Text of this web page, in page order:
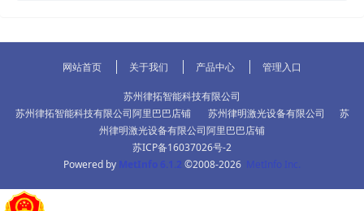
网站首页 关于我们 产品中心 管理入口
苏州律拓智能科技有限公司
苏州律拓智能科技有限公司阿里巴巴店铺
苏州律明激光设备有限公司
苏
州律明激光设备有限公司阿里巴巴店铺
苏ICP备16037026号-2
Powered by MetInfo 6.1.2 ©2008-2026 MetInfo Inc.